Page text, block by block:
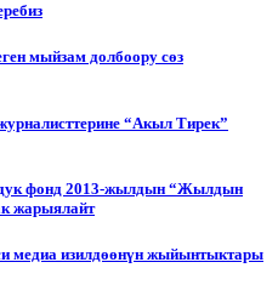
мыйзам долбоору сөз
“Акыл Тирек”
фонд 2013-жылдын “Жылдын
жарыялайт
медиа изилдөөнүн жыйынтыктары